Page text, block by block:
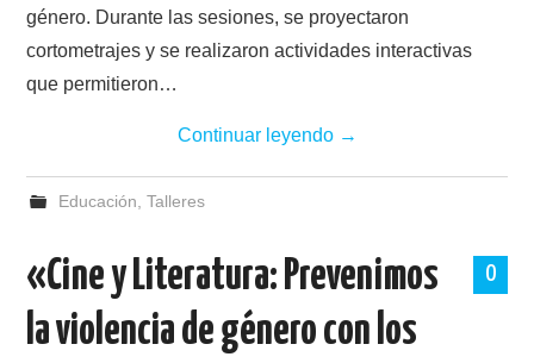
género. Durante las sesiones, se proyectaron
cortometrajes y se realizaron actividades interactivas
que permitieron…
Continuar leyendo →
Educación Talleres
0
«Cine y Literatura: Prevenimos
la violencia de género con los